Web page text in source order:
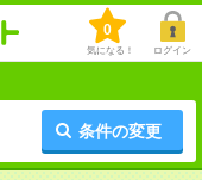
0
気になる！ ログイン
条件の変更